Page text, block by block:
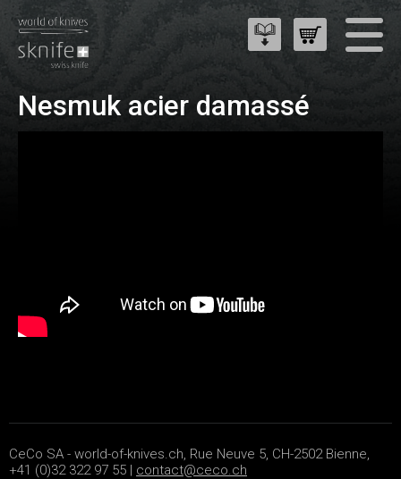
Nesmuk acier damassé
CeCo SA - world-of-knives.ch, Rue Neuve 5, CH-2502 Bienne,
+41 (0)32 322 97 55 | contact@ceco.ch